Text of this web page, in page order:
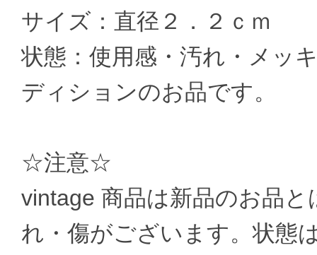
サイズ：直径２．２ｃｍ
状態：使用感・汚れ・メッ
ディションのお品です。
☆注意☆
vintage 商品は新品のお品
れ・傷がございます。状態